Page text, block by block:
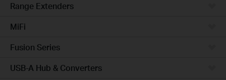
Range Extenders
MiFi
Fusion Series
USB-A Hub & Converters